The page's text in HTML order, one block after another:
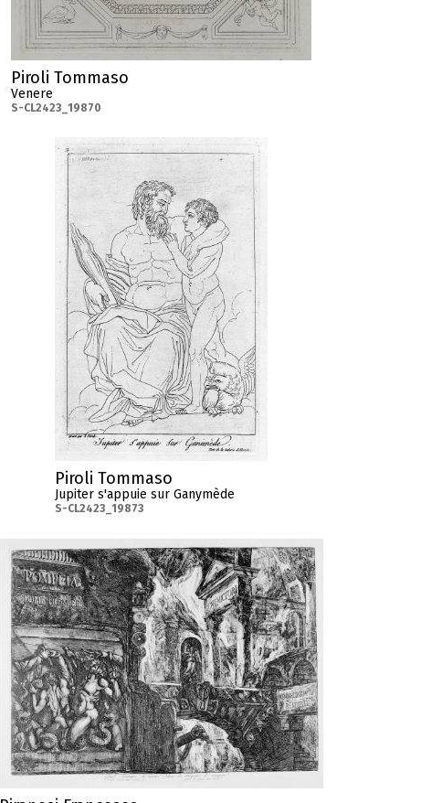
Piroli Tommaso
Venere
S-CL2423_19870
Piroli Tommaso
Jupiter s'appuie sur Ganymède
S-CL2423_19873